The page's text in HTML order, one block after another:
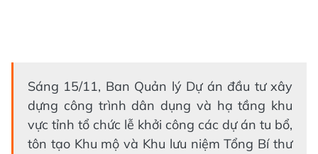
Sáng 15/11, Ban Quản lý Dự án đầu tư xây
dựng công trình dân dụng và hạ tầng khu
vực tỉnh tổ chức lễ khởi công các dự án tu bổ,
tôn tạo Khu mộ và Khu lưu niệm Tổng Bí thư